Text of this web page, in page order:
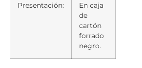
Presentación:
En caja
de
cartón
forrado
negro.